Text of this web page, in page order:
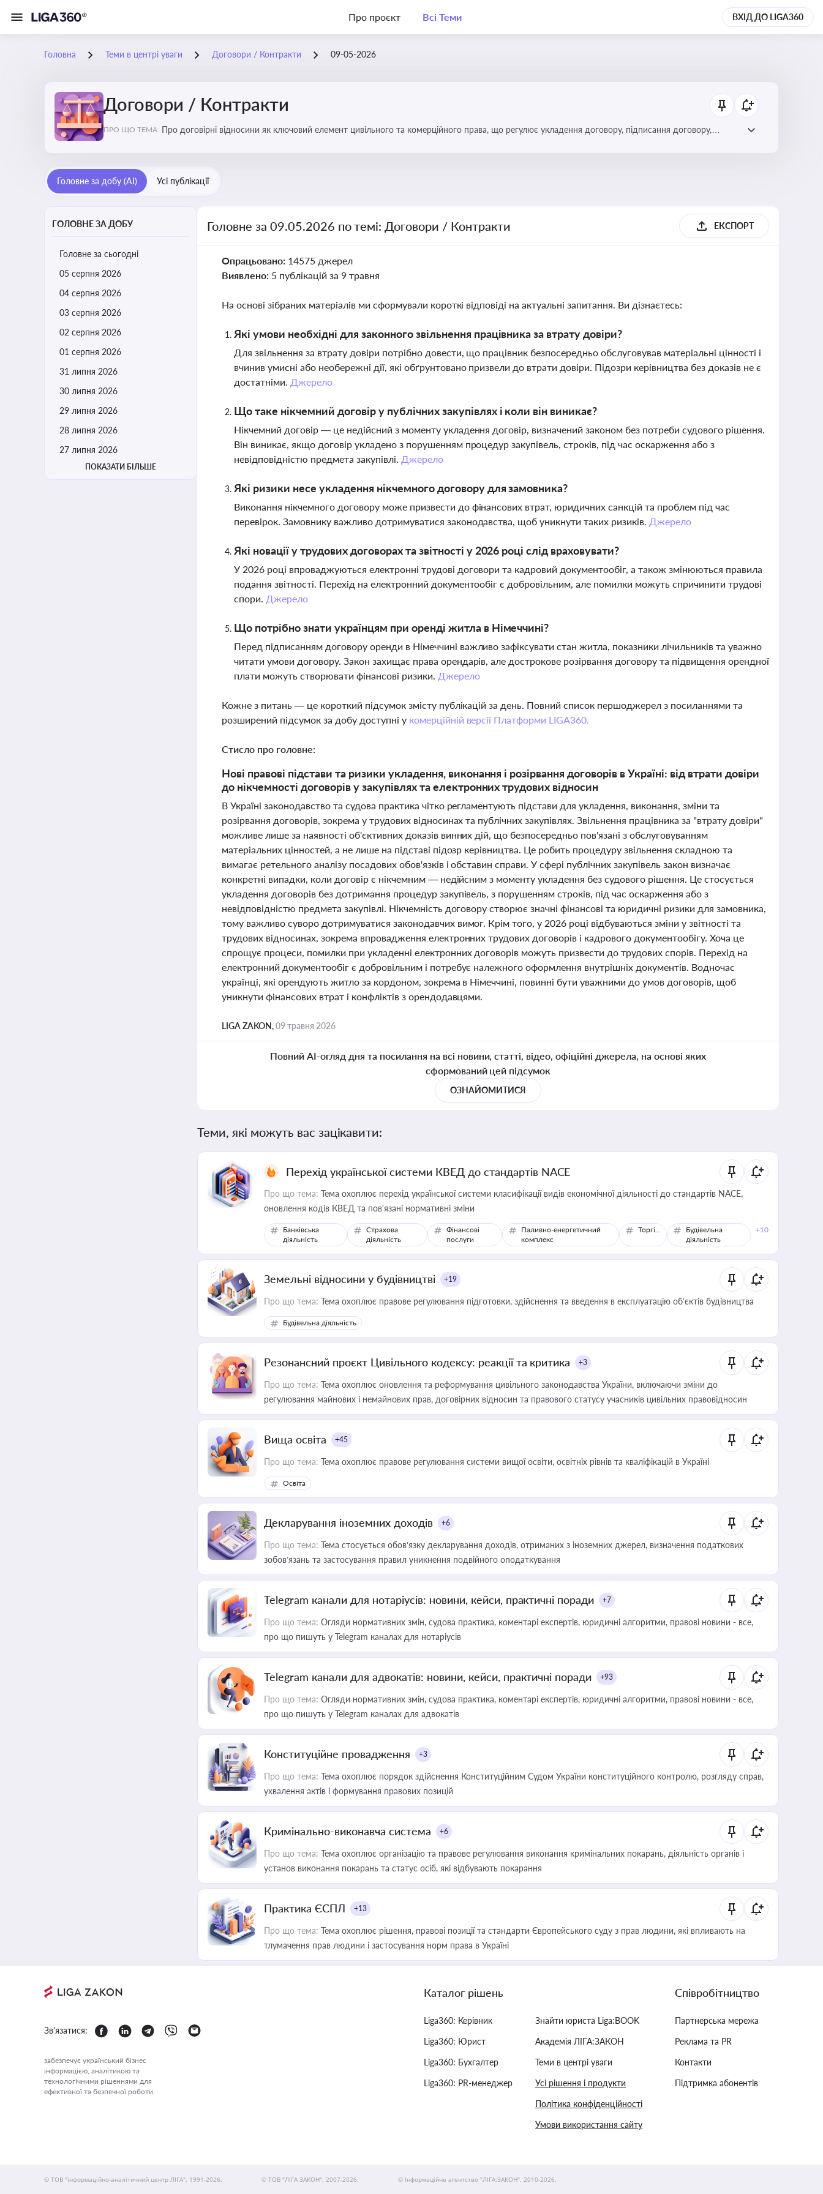
Про проєкт Всі Теми ВХІД ДО LIGA360
Головна Теми в центрі уваги Договори / Контракти 09-05-2026
Договори / Контракти
ПРО ЩО ТЕМА: Про договірні відносини як ключовий елемент цивільного та комерційного права, що регулює укладення договору, підписання договору,
Головне за добу (AI) Усі публікації
ГОЛОВНЕ ЗА ДОБУ
Головне за сьогодні
05 серпня 2026
04 серпня 2026
03 серпня 2026
02 серпня 2026
01 серпня 2026
31 липня 2026
30 липня 2026
29 липня 2026
28 липня 2026
27 липня 2026
ПОКАЗАТИ БІЛЬШЕ
Головне за 09.05.2026 по темі: Договори / Контракти ЕКСПОРТ
Опрацьовано: 14575 джерел
Виявлено: 5 публікацій за 9 травня
На основі зібраних матеріалів ми сформували короткі відповіді на актуальні запитання. Ви дізнаєтесь:
Які умови необхідні для законного звільнення працівника за втрату довіри?
Для звільнення за втрату довіри потрібно довести, що працівник безпосередньо обслуговував матеріальні цінності і
вчинив умисні або необережні дії, які обґрунтовано призвели до втрати довіри. Підозри керівництва без доказів не є
достатніми. Джерело
Що таке нікчемний договір у публічних закупівлях і коли він виникає?
Нікчемний договір — це недійсний з моменту укладення договір, визначений законом без потреби судового рішення.
Він виникає, якщо договір укладено з порушенням процедур закупівель, строків, під час оскарження або з
невідповідністю предмета закупівлі. Джерело
Які ризики несе укладення нікчемного договору для замовника?
Виконання нікчемного договору може призвести до фінансових втрат, юридичних санкцій та проблем під час
перевірок. Замовнику важливо дотримуватися законодавства, щоб уникнути таких ризиків. Джерело
Які новації у трудових договорах та звітності у 2026 році слід враховувати?
У 2026 році впроваджуються електронні трудові договори та кадровий документообіг, а також змінюються правила
подання звітності. Перехід на електронний документообіг є добровільним, але помилки можуть спричинити трудові
спори. Джерело
Що потрібно знати українцям при оренді житла в Німеччині?
Перед підписанням договору оренди в Німеччині важливо зафіксувати стан житла, показники лічильників та уважно
читати умови договору. Закон захищає права орендарів, але дострокове розірвання договору та підвищення орендної
плати можуть створювати фінансові ризики. Джерело
Кожне з питань — це короткий підсумок змісту публікацій за день. Повний список першоджерел з посиланнями та
розширений підсумок за добу доступні у комерційній версії Платформи LIGA360.
Стисло про головне:
Нові правові підстави та ризики укладення, виконання і розірвання договорів в Україні: від втрати довіри
до нікчемності договорів у закупівлях та електронних трудових відносин
В Україні законодавство та судова практика чітко регламентують підстави для укладення, виконання, зміни та
розірвання договорів, зокрема у трудових відносинах та публічних закупівлях. Звільнення працівника за "втрату довіри"
можливе лише за наявності об'єктивних доказів винних дій, що безпосередньо пов'язані з обслуговуванням
матеріальних цінностей, а не лише на підставі підозр керівництва. Це робить процедуру звільнення складною та
вимагає ретельного аналізу посадових обов'язків і обставин справи. У сфері публічних закупівель закон визначає
конкретні випадки, коли договір є нікчемним — недійсним з моменту укладення без судового рішення. Це стосується
укладення договорів без дотримання процедур закупівель, з порушенням строків, під час оскарження або з
невідповідністю предмета закупівлі. Нікчемність договору створює значні фінансові та юридичні ризики для замовника,
тому важливо суворо дотримуватися законодавчих вимог. Крім того, у 2026 році відбуваються зміни у звітності та
трудових відносинах, зокрема впровадження електронних трудових договорів і кадрового документообігу. Хоча це
спрощує процеси, помилки при укладенні електронних договорів можуть призвести до трудових спорів. Перехід на
електронний документообіг є добровільним і потребує належного оформлення внутрішніх документів. Водночас
українці, які орендують житло за кордоном, зокрема в Німеччині, повинні бути уважними до умов договорів, щоб
уникнути фінансових втрат і конфліктів з орендодавцями.
LIGA ZAKON,09 травня 2026
Повний AI-огляд дня та посилання на всі новини, статті, відео, офіційні джерела, на основі яких
сформований цей підсумок
ОЗНАЙОМИТИСЯ
Теми, які можуть вас зацікавити:
Перехід української системи КВЕД до стандартів NACE
Про що тема: Тема охоплює перехід української системи класифікації видів економічної діяльності до стандартів NACE,
оновлення кодів КВЕД та пов'язані нормативні зміни
Банківська
діяльність
Страхова
діяльність
Фінансові
послуги
Паливно-енергетичний
комплекс
Торгівля
Будівельна
діяльність
+10
Земельні відносини у будівництві +19
Про що тема: Тема охоплює правове регулювання підготовки, здійснення та введення в експлуатацію об’єктів будівництва
Будівельна діяльність
Резонансний проєкт Цивільного кодексу: реакції та критика +3
Про що тема: Тема охоплює оновлення та реформування цивільного законодавства України, включаючи зміни до
регулювання майнових і немайнових прав, договірних відносин та правового статусу учасників цивільних правовідносин
Вища освіта +45
Про що тема: Тема охоплює правове регулювання системи вищої освіти, освітніх рівнів та кваліфікацій в Україні
Освіта
Декларування іноземних доходів +6
Про що тема: Тема стосується обов’язку декларування доходів, отриманих з іноземних джерел, визначення податкових
зобов’язань та застосування правил уникнення подвійного оподаткування
Telegram канали для нотаріусів: новини, кейси, практичні поради +7
Про що тема: Огляди нормативних змін, судова практика, коментарі експертів, юридичні алгоритми, правові новини - все,
про що пишуть у Telegram каналах для нотаріусів
Telegram канали для адвокатів: новини, кейси, практичні поради +93
Про що тема: Огляди нормативних змін, судова практика, коментарі експертів, юридичні алгоритми, правові новини - все,
про що пишуть у Telegram каналах для адвокатів
Конституційне провадження +3
Про що тема: Тема охоплює порядок здійснення Конституційним Судом України конституційного контролю, розгляду справ,
ухвалення актів і формування правових позицій
Кримінально-виконавча система +6
Про що тема: Тема охоплює організацію та правове регулювання виконання кримінальних покарань, діяльність органів і
установ виконання покарань та статус осіб, які відбувають покарання
Практика ЄСПЛ +13
Про що тема: Тема охоплює рішення, правові позиції та стандарти Європейського суду з прав людини, які впливають на
тлумачення прав людини і застосування норм права в Україні
Зв'язатися:
забезпечує український бізнес
інформацією, аналітикою та
технологічними рішеннями для
ефективної та безпечної роботи.
Каталог рішень
Liga360: Керівник
Liga360: Юрист
Liga360: Бухгалтер
Liga360: PR-менеджер
Знайти юриста Liga:BOOK
Академія ЛІГА:ЗАКОН
Теми в центрі уваги
Усі рішення і продукти
Політика конфіденційності
Умови використання сайту
Співробітництво
Партнерська мережа
Реклама та PR
Контакти
Підтримка абонентів
© ТОВ "інформаційно-аналітичний центр ЛІГА", 1991-2026. © ТОВ "ЛІГА ЗАКОН", 2007-2026. © Інформаційне агентство "ЛІГА:ЗАКОН", 2010-2026.